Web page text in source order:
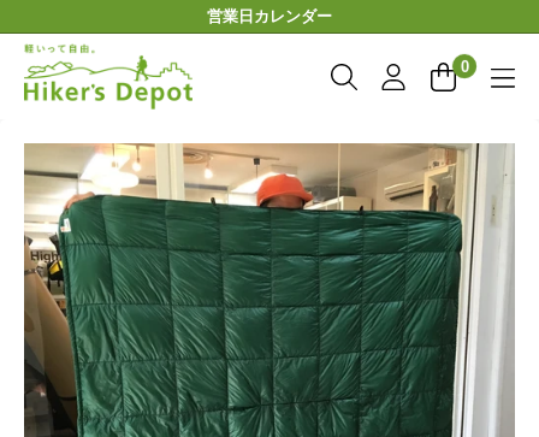
ン
営業日カレンダー
Hiker'sDepot
0